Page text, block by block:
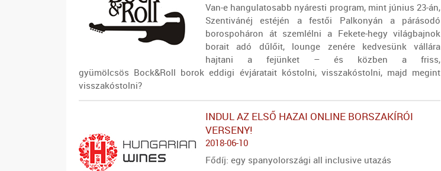
Van-e hangulatosabb nyáresti program, mint június 23-án,
Szentivánéj estéjén a festői Palkonyán a párásodó
borospoháron át szemlélni a Fekete-hegy világbajnok
borait adó dűlőit, lounge zenére kedvesünk vállára
hajtani a fejünket – és közben a friss,
gyümölcsös Bock&Roll borok eddigi évjáratait kóstolni, visszakóstolni, majd megint
visszakóstolni?
INDUL AZ ELSŐ HAZAI ONLINE BORSZAKÍRÓI
VERSENY!
2018-06-10
Fődíj: egy spanyolországi all inclusive utazás